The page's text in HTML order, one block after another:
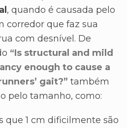
, quando é causada pelo
corredor que faz sua
com desnível. De
“Is structural and mild
enough to cause a
gait?” também
pelo tamanho, como:
que 1 cm dificilmente são